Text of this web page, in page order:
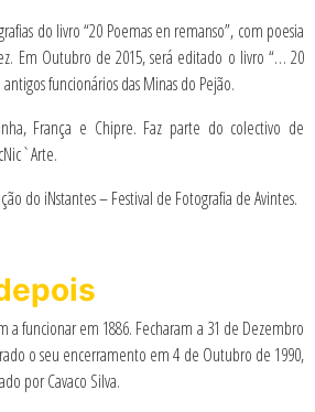
do livro “20 Poemas en remanso”, com poesia
Em Outubro de 2015, será editado o livro “… 20
funcionários das Minas do Pejão.
França e Chipre. Faz parte do colectivo de
do iNstantes – Festival de Fotografia de Avintes.
a funcionar em 1886. Fecharam a 31 de Dezembro
o seu encerramento em 4 de Outubro de 1990,
por Cavaco Silva.